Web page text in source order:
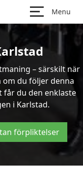
Menu
– särskilt när
du följer denna
får du den enklaste
i Karlstad.
förpliktelser